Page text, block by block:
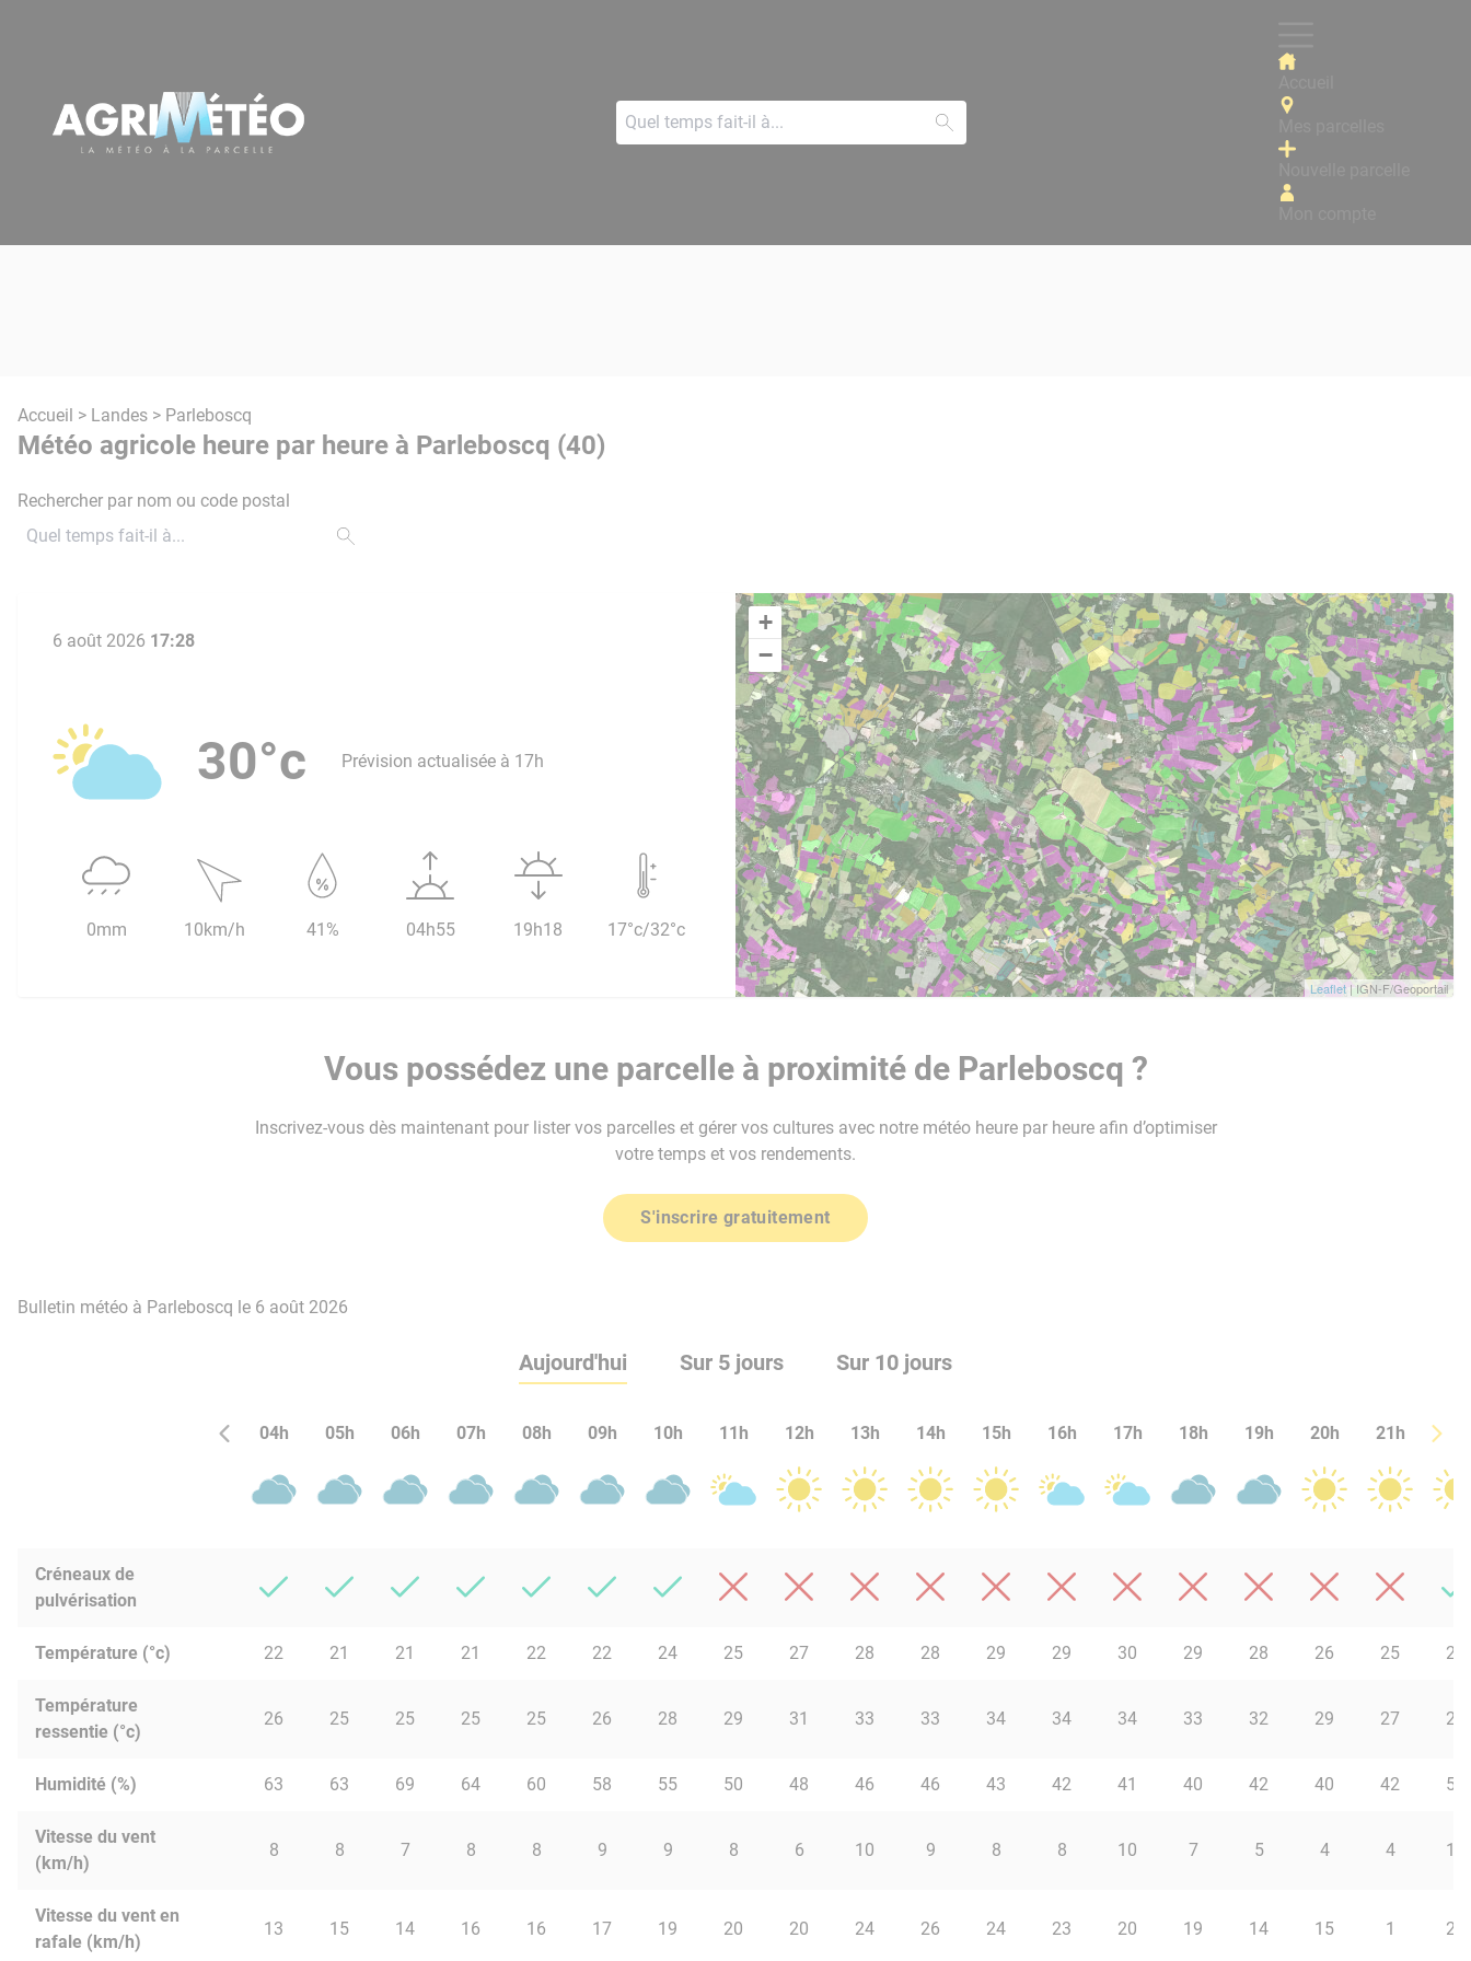
Accueil > Landes > Parleboscq
Météo agricole heure par heure à Parleboscq (40)
Rechercher par nom ou code postal
+
−
Leaflet | IGN-F/Geoportail
6 août 2026 17:28
30°c Prévision actualisée à 17h
0mm 10km/h 41% 04h55 19h18 17°c/32°c
Vous possédez une parcelle à proximité de Parleboscq ?
Inscrivez-vous dès maintenant pour lister vos parcelles et gérer vos cultures avec notre météo heure par heure afin d’optimiser
votre temps et vos rendements.
S'inscrire gratuitement
Bulletin météo à Parleboscq le 6 août 2026
Aujourd'hui Sur 5 jours Sur 10 jours
04h 05h 06h 07h 08h 09h 10h 11h 12h 13h 14h 15h 16h 17h 18h 19h 20h 21h 22h
Créneaux de
pulvérisation
Température (°c) 22 21 21 21 22 22 24 25 27 28 28 29 29 30 29 28 26 25 23
Température
ressentie (°c)
26 25 25 25 25 26 28 29 31 33 33 34 34 34 33 32 29 27 26
Humidité (%) 63 63 69 64 60 58 55 50 48 46 46 43 42 41 40 42 40 42 52
Vitesse du vent
(km/h)
8 8 7 8 8 9 9 8 6 10 9 8 8 10 7 5 4 4 13
Vitesse du vent en
rafale (km/h)
13 15 14 16 16 17 19 20 20 24 26 24 23 20 19 14 15 1 22